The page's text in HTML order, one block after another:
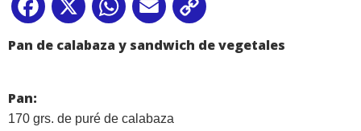
Facebook
X WhatsApp
Email
Link
Pan de calabaza y sandwich de vegetales
Pan:
170 grs. de puré de calabaza